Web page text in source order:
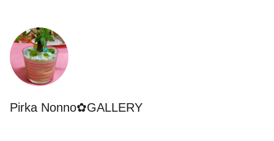
Pirka Nonno✿GALLERY